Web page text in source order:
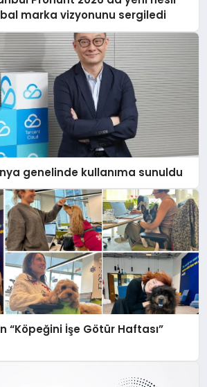
marka vizyonunu sergiledi
genelinde kullanıma sunuldu
“Köpeğini İşe Götür Haftası”